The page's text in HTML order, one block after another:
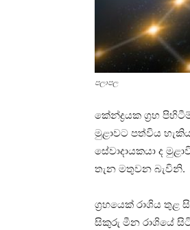
පලාපල
කේන්ද්‍රයක ග්‍රහ
මුළාවට පත්විය
සේවාදායකයා ද
තැන මතුවන බැවිනි.
ග්‍රහයෙක්‌ රාශිය
සිකුරු මීන රාශියේ